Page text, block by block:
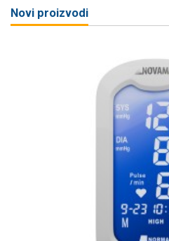
Novi proizvodi